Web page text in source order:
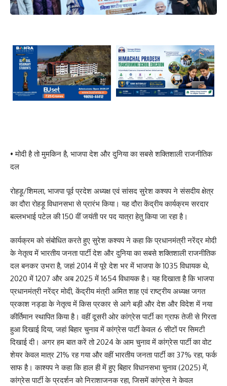
• मोदी है तो मुमकिन है, भाजपा देश और दुनिया का सबसे शक्तिशाली राजनीतिक
दल
रोहड़ू/शिमला, भाजपा पूर्व प्रदेश अध्यक्ष एवं सांसद सुरेश कश्यप ने संसदीय क्षेत्र
का दौरा रोहड़ू विधानसभा से प्रारंभ किया। यह दौरा केंद्रीय कार्यक्रम सरदार
बल्लभभाई पटेल की 150 वीं जयंती पर पद यात्रा हेतु किया जा रहा है।
कार्यक्रम को संबोधित करते हुए सुरेश कश्यप ने कहा कि प्रधानमंत्री नरेंद्र मोदी
के नेतृत्व में भारतीय जनता पार्टी देश और दुनिया का सबसे शक्तिशाली राजनीतिक
दल बनकर उभरा है, जहां 2014 में पूरे देश भर में भाजपा के 1035 विधायक थे,
2020 में 1207 और अब 2025 में 1654 विधायक है। यह दिखाता है कि भाजपा
प्रधानमंत्री नरेंद्र मोदी, केंद्रीय मंत्री अमित शाह एवं राष्ट्रीय अध्यक्ष जगत
प्रकाश नड्डा के नेतृत्व में किस प्रकार से आगे बड़ी और देश और विदेश में नया
कीर्तिमान स्थापित किया है। वहीं दूसरी ओर कांग्रेस पार्टी का ग्राफ तेजी से गिरता
हुआ दिखाई दिया, जहां बिहार चुनाव में कांग्रेस पार्टी केवल 6 सीटों पर सिमटी
दिखाई दी। अगर हम बात करें तो 2024 के आम चुनाव में कांग्रेस पार्टी का वोट
शेयर केवल मात्र 21% रह गया और वहीं भारतीय जनता पार्टी का 37% रहा, फर्क
साफ है। काश्यप ने कहा कि हाल ही में हुए बिहार विधानसभा चुनाव (2025) में,
कांग्रेस पार्टी के प्रदर्शन को निराशाजनक रहा, जिसमें कांग्रेस ने केवल